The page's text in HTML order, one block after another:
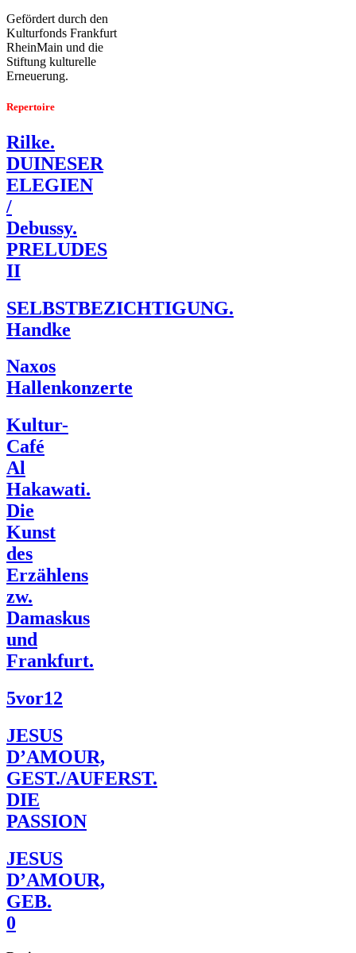
Gefördert durch den
Kulturfonds Frankfurt
RheinMain und die
Stiftung kulturelle
Erneuerung.
Repertoire
Rilke.
DUINESER
ELEGIEN
/
Debussy.
PRELUDES
II
SELBSTBEZICHTIGUNG.
Handke
Naxos
Hallenkonzerte
Kultur-
Café
Al
Hakawati.
Die
Kunst
des
Erzählens
zw.
Damaskus
und
Frankfurt.
5vor12
JESUS
D’AMOUR,
GEST./AUFERST.
DIE
PASSION
JESUS
D’AMOUR,
GEB.
0